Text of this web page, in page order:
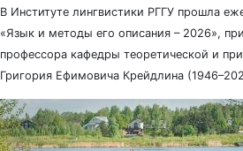
В Институте лингвистики РГГУ прошла
«Язык и методы его описания – 2026»,
профессора кафедры теоретической и
Григория Ефимовича Крейдлина